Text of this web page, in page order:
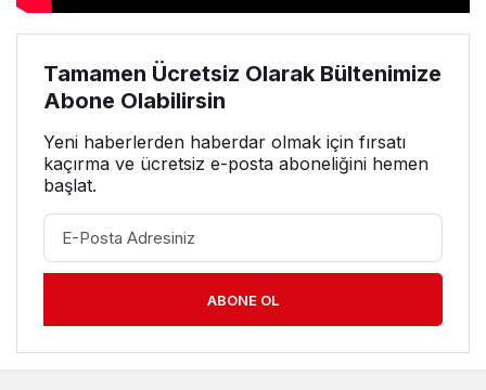
Tamamen Ücretsiz Olarak Bültenimize
Abone Olabilirsin
Yeni haberlerden haberdar olmak için fırsatı
kaçırma ve ücretsiz e-posta aboneliğini hemen
başlat.
ABONE OL